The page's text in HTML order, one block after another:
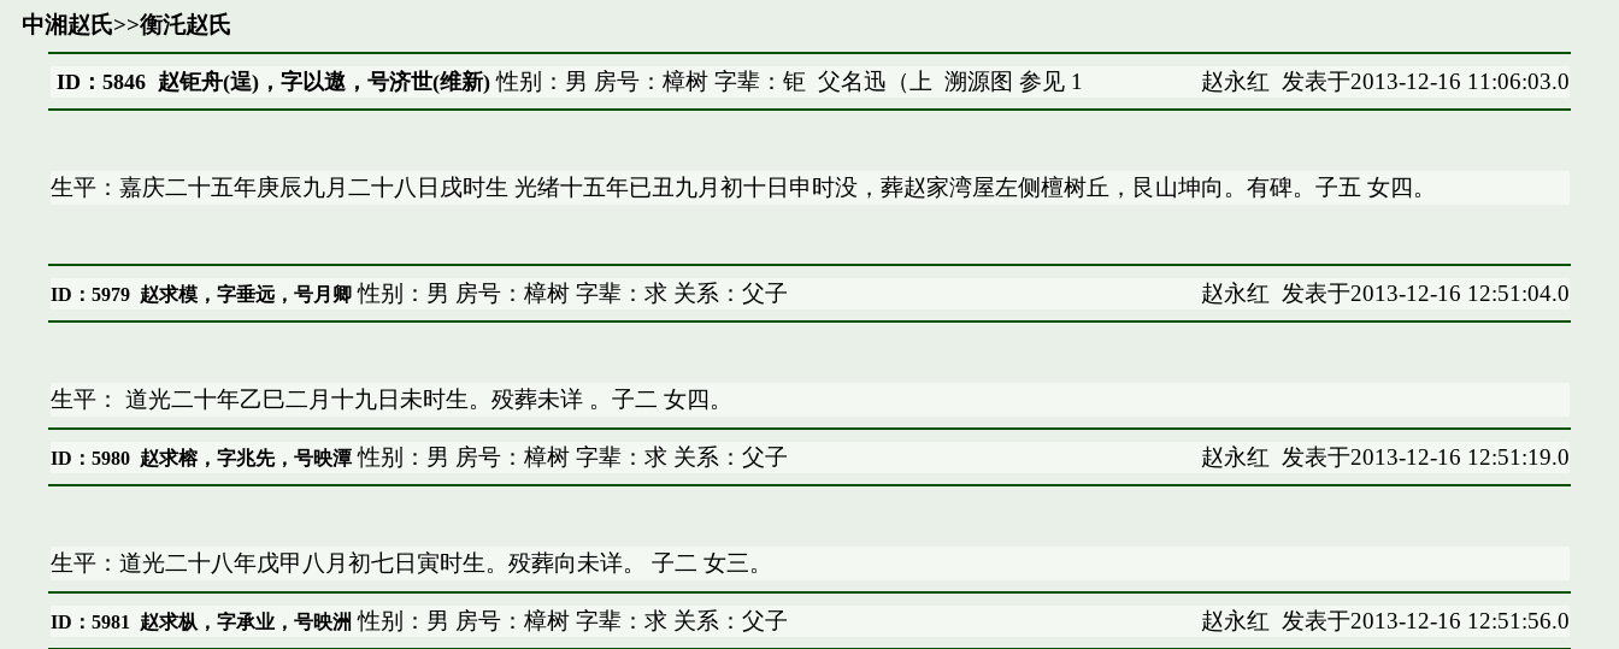
中湘赵氏>>衡汑赵氏
ID：5846 赵钜舟(逞)，字以遨，号济世(维新)性别：男 房号：樟树 字辈：钜 父名迅（上 溯源图 参见 1 赵永红 发表于2013-12-16 11:06:03.0
生平：嘉庆二十五年庚辰九月二十八日戌时生 光绪十五年已丑九月初十日申时没，葬赵家湾屋左侧檀树丘，艮山坤向。有碑。子五 女四。
ID：5979 赵求模，字垂远，号月卿性别：男 房号：樟树 字辈：求 关系：父子 赵永红 发表于2013-12-16 12:51:04.0
生平： 道光二十年乙巳二月十九日未时生。殁葬未详 。子二 女四。
ID：5980 赵求榕，字兆先，号映潭性别：男 房号：樟树 字辈：求 关系：父子 赵永红 发表于2013-12-16 12:51:19.0
生平：道光二十八年戊甲八月初七日寅时生。殁葬向未详。 子二 女三。
ID：5981 赵求枞，字承业，号映洲性别：男 房号：樟树 字辈：求 关系：父子 赵永红 发表于2013-12-16 12:51:56.0